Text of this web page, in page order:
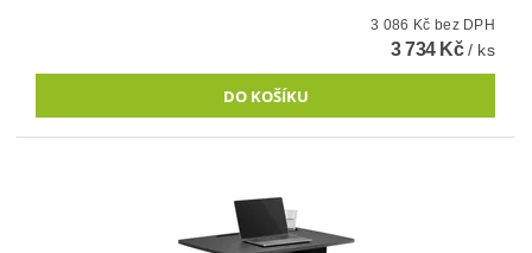
3 086 Kč bez DPH
3 734 Kč/ ks